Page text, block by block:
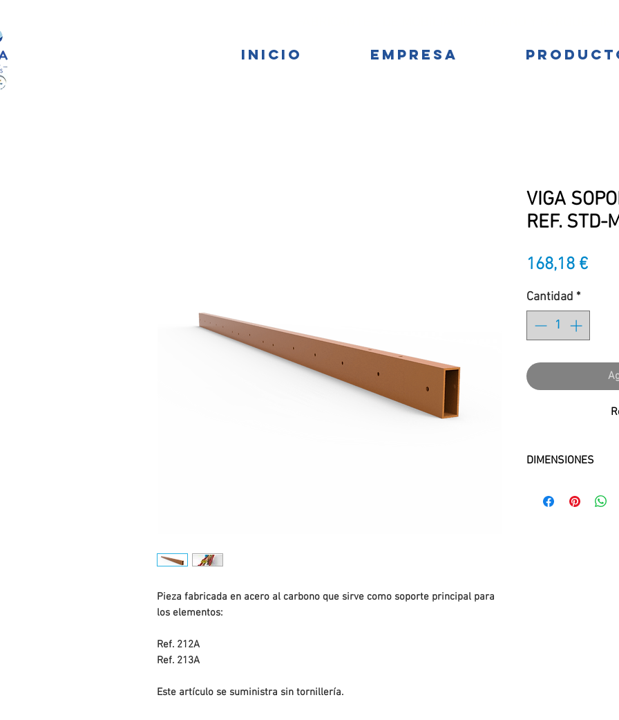
INICIO EMPRESA
Pieza fabricada en acero al carbono que sirve como soporte principal para
los elementos:
Ref. 212A
Ref. 213A
Este artículo se suministra sin tornillería.
VIGA
REF. STD-
168,18 €
Cantidad *
DIMENSIONES